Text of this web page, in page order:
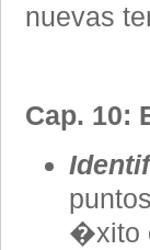
nuevas
Cap. 10:
�xito